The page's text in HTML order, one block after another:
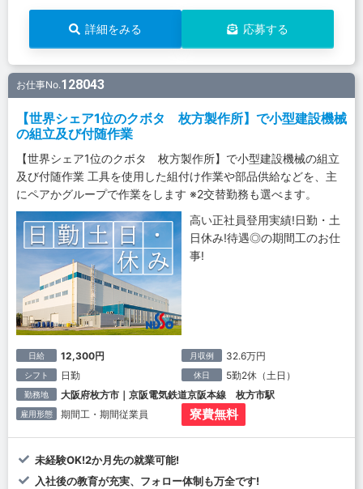
詳細をみる 応募する
お仕事No.128043
【世界シェア1位のクボタ 枚方製作所】で小型建設機械
の組立及び付随作業
【世界シェア1位のクボタ 枚方製作所】で小型建設機械の組立
及び付随作業 工具を使用した組付け作業や部品供給などを、主
にペアかグループで作業をします ※2交替勤務も選べます。
高い正社員登用実績!日勤・土
日休み!待遇◎の期間工のお仕
事!
日給 12,300円 月収例 32.6万円
シフト 日勤 休日 5勤2休（土日）
勤務地 大阪府枚方市｜京阪電気鉄道京阪本線 枚方市駅
雇用形態 期間工・期間従業員 寮費無料
未経験OK!2か月先の就業可能!
入社後の教育が充実、フォロー体制も万全です!